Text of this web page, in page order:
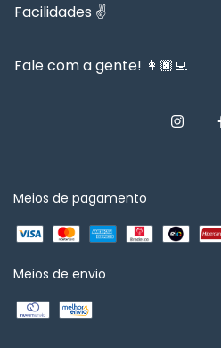
Facilidades ✌️
Fale com a gente! 👩🏿‍💻
Meios de pagamento
Meios de envio